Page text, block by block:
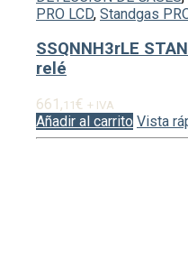
PRO LCD, Standgas
SSQNNH3rLE
relé
661,11€ + IVA
Añadir al carrito Vista